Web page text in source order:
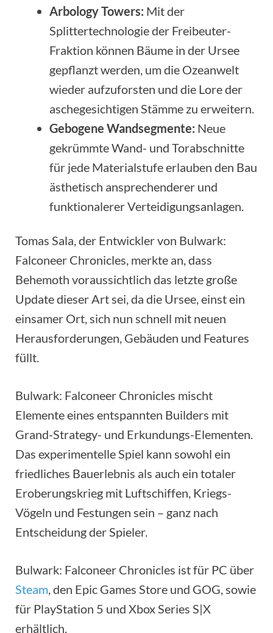
Arbology Towers: Mit der
Splittertechnologie der Freibeuter-
Fraktion können Bäume in der Ursee
gepflanzt werden, um die Ozeanwelt
wieder aufzuforsten und die Lore der
aschegesichtigen Stämme zu erweitern.
Gebogene Wandsegmente: Neue
gekrümmte Wand- und Torabschnitte
für jede Materialstufe erlauben den Bau
ästhetisch ansprechenderer und
funktionalerer Verteidigungsanlagen.
Tomas Sala, der Entwickler von Bulwark:
Falconeer Chronicles, merkte an, dass
Behemoth voraussichtlich das letzte große
Update dieser Art sei, da die Ursee, einst ein
einsamer Ort, sich nun schnell mit neuen
Herausforderungen, Gebäuden und Features
füllt.
Bulwark: Falconeer Chronicles mischt
Elemente eines entspannten Builders mit
Grand-Strategy- und Erkundungs-Elementen.
Das experimentelle Spiel kann sowohl ein
friedliches Bauerlebnis als auch ein totaler
Eroberungskrieg mit Luftschiffen, Kriegs-
Vögeln und Festungen sein – ganz nach
Entscheidung der Spieler.
Bulwark: Falconeer Chronicles ist für PC über
Steam, den Epic Games Store und GOG, sowie
für PlayStation 5 und Xbox Series S|X
erhältlich.